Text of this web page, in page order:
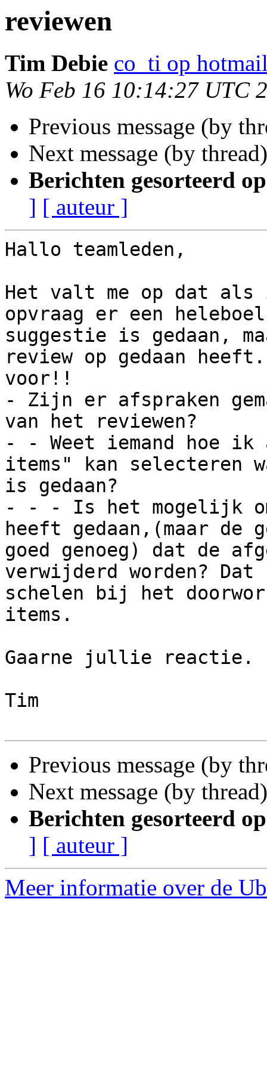
reviewen
Tim Debie co_ti op
Wo Feb 16 10:14:27 UTC
Previous message (by
Next message (by
Berichten gesorteerd
] [ auteur ]
Hallo teamleden,
Het valt me op dat
opvraag er een
suggestie is gedaan,
review op gedaan
voor!!
- Zijn er afspraken
van het reviewen?
- - Weet iemand hoe
items" kan selecteren
is gedaan?
- - - Is het mogelijk
heeft gedaan,(maar de
goed genoeg) dat de
verwijderd worden?
schelen bij het
items.
Gaarne jullie reactie.
Tim
Previous message (by
Next message (by
Berichten gesorteerd
] [ auteur ]
Meer informatie over de